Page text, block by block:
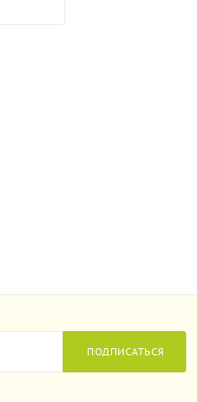
ПОДПИСАТЬСЯ